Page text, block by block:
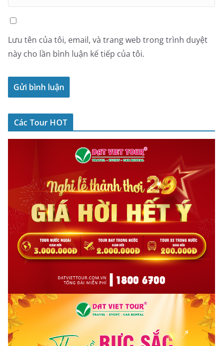
Lưu tên của tôi, email, và trang web trong trình duyệt
này cho lần bình luận kế tiếp của tôi.
Các Tour HOT